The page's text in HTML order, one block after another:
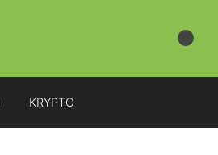
KRYPTO